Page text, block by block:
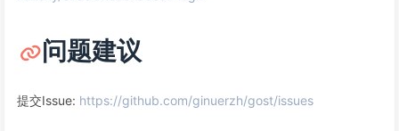
问题建议
提交Issue: https://github.com/ginuerzh/gost/issues